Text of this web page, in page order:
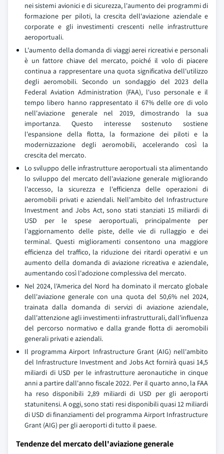
nei sistemi avionici e di sicurezza, l'aumento dei programmi di
formazione per piloti, la crescita dell'aviazione aziendale e
corporate e gli investimenti crescenti nelle infrastrutture
aeroportuali.
L'aumento della domanda di viaggi aerei ricreativi e personali
è un fattore chiave del mercato, poiché il volo di piacere
continua a rappresentare una quota significativa dell'utilizzo
degli aeromobili. Secondo un sondaggio del 2023 della
Federal Aviation Administration (FAA), l'uso personale e il
tempo libero hanno rappresentato il 67% delle ore di volo
nell'aviazione generale nel 2019, dimostrando la sua
importanza. Questo interesse sostenuto sostiene
l'espansione della flotta, la formazione dei piloti e la
modernizzazione degli aeromobili, accelerando così la
crescita del mercato.
Lo sviluppo delle infrastrutture aeroportuali sta alimentando
lo sviluppo del mercato dell'aviazione generale migliorando
l'accesso, la sicurezza e l'efficienza delle operazioni di
aeromobili privati e aziendali. Nell'ambito del Infrastructure
Investment and Jobs Act, sono stati stanziati 15 miliardi di
USD per le spese aeroportuali, principalmente per
l'aggiornamento delle piste, delle vie di rullaggio e dei
terminal. Questi miglioramenti consentono una maggiore
efficienza del traffico, la riduzione dei ritardi operativi e un
aumento della domanda di aviazione ricreativa e aziendale,
aumentando così l'adozione complessiva del mercato.
Nel 2024, l'America del Nord ha dominato il mercato globale
dell'aviazione generale con una quota del 50,6% nel 2024,
trainata dalla domanda di servizi di aviazione aziendale,
dall'attenzione agli investimenti infrastrutturali, dall'influenza
del percorso normativo e dalla grande flotta di aeromobili
generali privati e aziendali.
Il programma Airport Infrastructure Grant (AIG) nell'ambito
del Infrastructure Investment and Jobs Act fornirà quasi 14,5
miliardi di USD per le infrastrutture aeronautiche in cinque
anni a partire dall'anno fiscale 2022. Per il quarto anno, la FAA
ha reso disponibili 2,89 miliardi di USD per gli aeroporti
statunitensi. A oggi, sono stati resi disponibili quasi 12 miliardi
di USD di finanziamenti del programma Airport Infrastructure
Grant (AIG) per gli aeroporti di tutto il paese.
Tendenze del mercato dell'aviazione generale